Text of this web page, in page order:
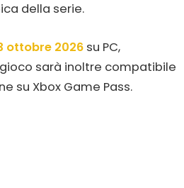
della serie.
ottobre 2026 su PC,
gioco sarà inoltre compatibile
su Xbox Game Pass.